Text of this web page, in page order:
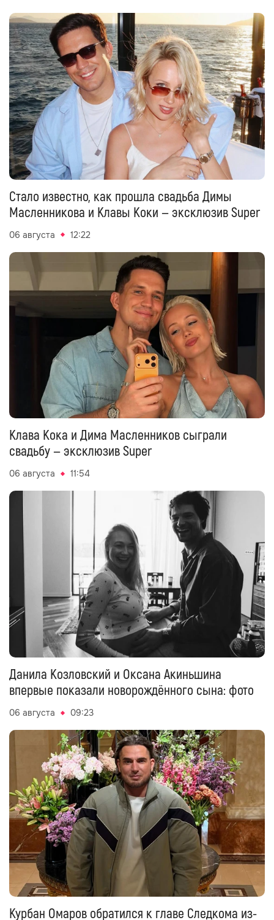
Стало известно, как прошла свадьба Димы
Масленникова и Клавы Коки — эксклюзив Super
06 августа 12:22
Клава Кока и Дима Масленников сыграли
свадьбу — эксклюзив Super
06 августа 11:54
Данила Козловский и Оксана Акиньшина
впервые показали новорождённого сына: фото
06 августа 09:23
Курбан Омаров обратился к главе Следкома из-